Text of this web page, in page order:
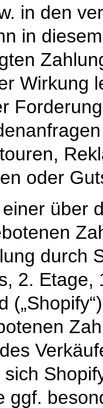
in den
in
Wirkung
oder
über
durch
2.
ggf.